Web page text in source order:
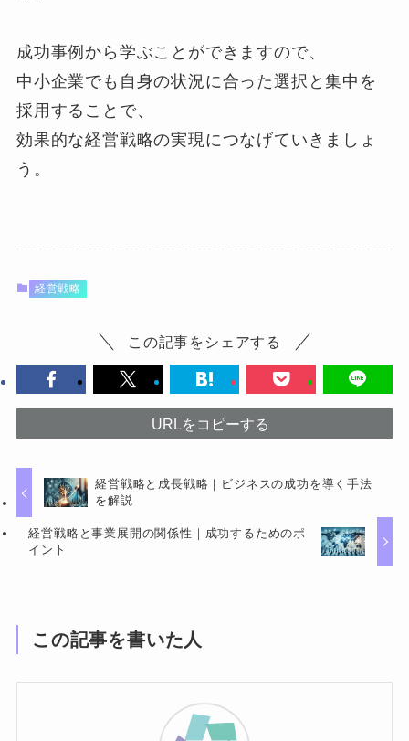
成功事例から学ぶことができますので、
中小企業でも自身の状況に合った選択と集中を
採用することで、
効果的な経営戦略の実現につなげていきましょ
う。
経営戦略
この記事をシェアする
URLをコピーする
経営戦略と成長戦略｜ビジネスの成功を導く手法
を解説
経営戦略と事業展開の関係性｜成功するためのポ
イント
この記事を書いた人